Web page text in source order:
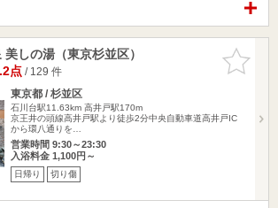
お気に入
りに追加
しの湯（東京杉並区）
点/ 129 件
東京都 / 杉並区
石川台駅11.63km 高井戸駅170m
京王井の頭線高井戸駅より徒歩2分中央自動車道高井戸IC
から環八通りを…
営業時間 9:30～23:30
入浴料金 1,100円～
日帰り 切り傷